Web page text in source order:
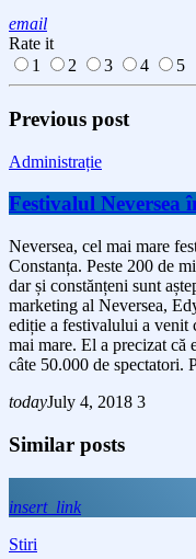
email
Rate it
1
2 3 4 5
Previous post
Administrație
Festivalul Neversea
Neversea, cel mai mare
Constanța. Peste 200 de
dar și constănțeni sunt
marketing al Neversea,
ediție a festivalului a venit
mai mare. El a precizat că
câte 50.000 de
todayJuly 4, 2018 3
Similar posts
insert_link
Stiri